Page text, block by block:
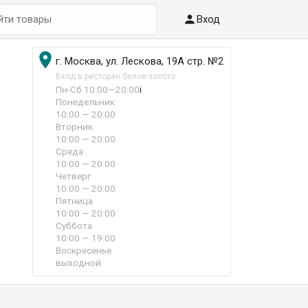
Вход
 г. Москва, ул. Лескова, 19А стр. №2
Вход в ресторан белое золото
Пн-Сб 10:00—20:00i
Понедельник
10:00 — 20:00
Вторник
10:00 — 20:00
Среда
10:00 — 20:00
Четверг
10:00 — 20:00
Пятница
10:00 — 20:00
Суббота
10:00 — 19:00
Воскресенье
выходной